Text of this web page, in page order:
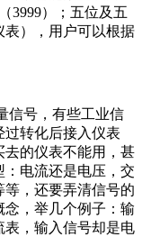
3999）；五位及五
表），用户可以根据
号，有些工业信
转化后接入仪表
去的仪表不能用，甚
电流还是电压，交
，还要弄清信号的
，举几个例子：输
表，输入信号却是电